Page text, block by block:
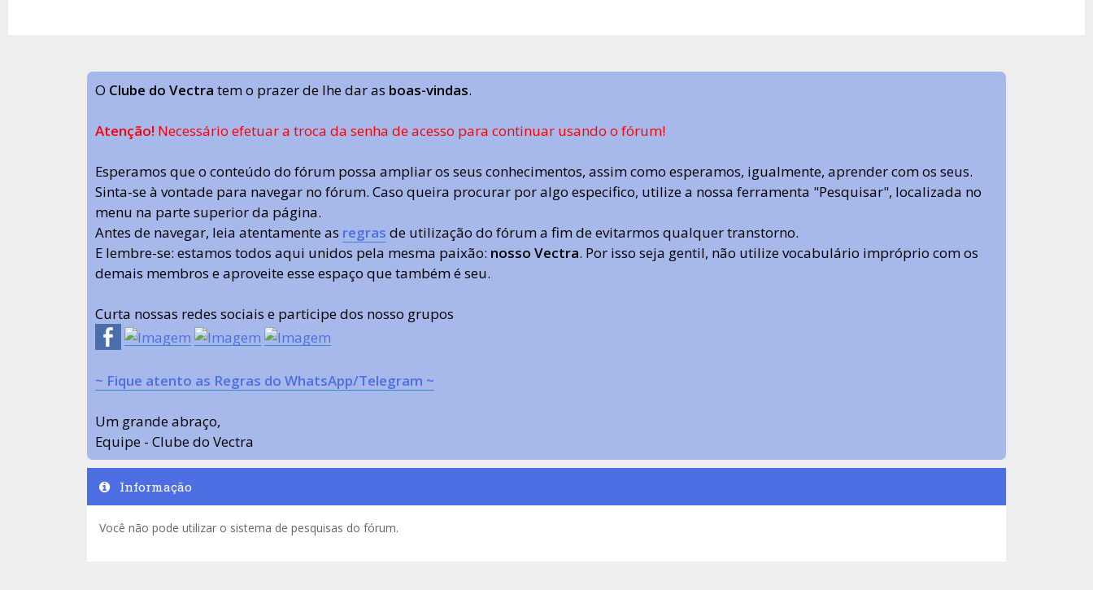
O Clube do Vectra tem o prazer de lhe dar as boas-vindas.
Atenção! Necessário efetuar a troca da senha de acesso para continuar usando o fórum!
Esperamos que o conteúdo do fórum possa ampliar os seus conhecimentos, assim como esperamos, igualmente, aprender com os seus.
Sinta-se à vontade para navegar no fórum. Caso queira procurar por algo especifico, utilize a nossa ferramenta "Pesquisar", localizada no
menu na parte superior da página.
Antes de navegar, leia atentamente as regras de utilização do fórum a fim de evitarmos qualquer transtorno.
E lembre-se: estamos todos aqui unidos pela mesma paixão: nosso Vectra. Por isso seja gentil, não utilize vocabulário impróprio com os
demais membros e aproveite esse espaço que também é seu.
Curta nossas redes sociais e participe dos nosso grupos
~ Fique atento as Regras do WhatsApp/Telegram ~
Um grande abraço,
Equipe - Clube do Vectra
Informação
Você não pode utilizar o sistema de pesquisas do fórum.